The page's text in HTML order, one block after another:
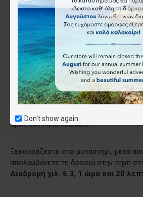
Don't show again.
Λεύκες - Αγ. Κυριακή - Αγριλιές -
Αγ.Γεώργιος Λαγκάδας
Κινείστε νοτιοδυτικά από τους
και μετά από 2,5 χιλιόμετρα, φτάνετε
Αγίας Κυριακής. Έχετε ήδη πάρει το
Αυκουλάκι. Κινείστε ανηφορικά, στο
προς τη Λαγκάδα. Μετά από 3
πηγαίνετε αριστερά. Το μονοπάτι
προς τον Άγιο Γεώργιο.
Ξεκουράζεστε στο μοναστήρι, μετά
απολαμβάνετε τη δροσιά στην πηγή
Διαδρομή χιλ. 6.3, 1 ώρα και 20